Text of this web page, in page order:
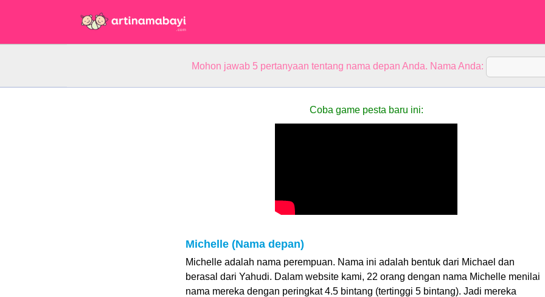
Mohon jawab 5 pertanyaan tentang nama depan Anda. Nama Anda:
Coba game pesta baru ini:
Michelle (Nama depan)
Michelle adalah nama perempuan. Nama ini adalah bentuk dari Michael dan
berasal dari Yahudi. Dalam website kami, 22 orang dengan nama Michelle menilai
nama mereka dengan peringkat 4.5 bintang (tertinggi 5 bintang). Jadi mereka